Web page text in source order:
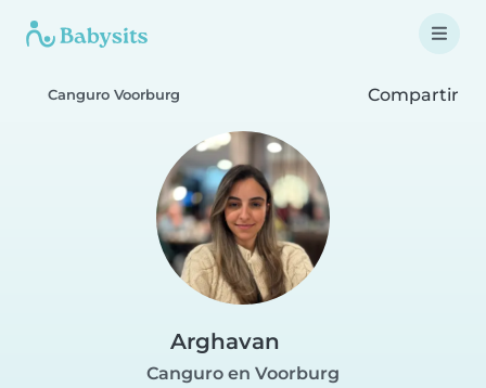
Canguro Voorburg Compartir
Arghavan
Canguro en Voorburg